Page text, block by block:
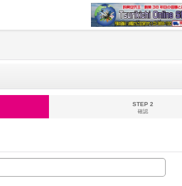
STEP 2
確認